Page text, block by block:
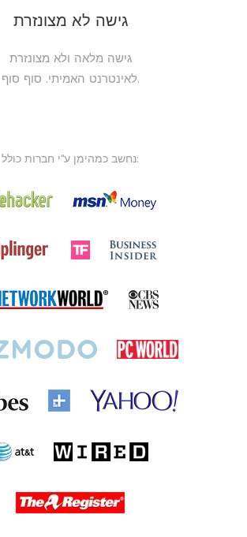
גישה לא מצונזרת
גישה מלאה ולא מצונזרת
לאינטרנט האמיתי. סוף סוף.
נחשב כמהימן ע"י חברות כולל: